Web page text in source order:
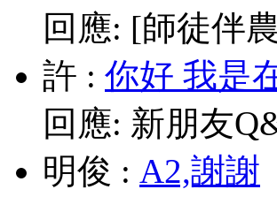
回應: [師徒伴
許 : 你好 我是
回應: 新朋友
明俊 : A2,謝謝